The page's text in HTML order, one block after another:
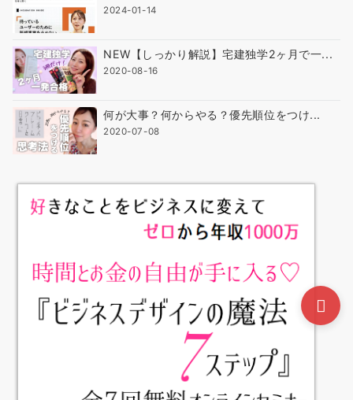
2024-01-14
NEW【しっかり解説】宅建独学2ヶ月で一...
2020-08-16
何が大事？何からやる？優先順位をつけ...
2020-07-08